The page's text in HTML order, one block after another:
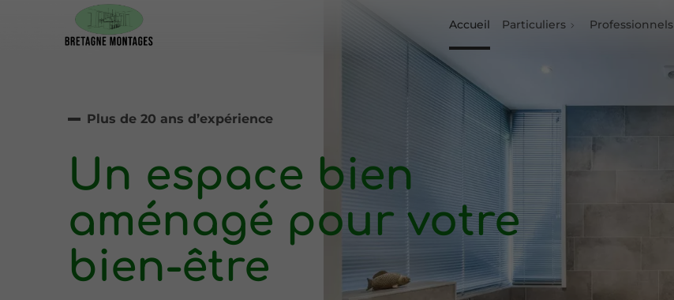
Accueil Particuliers Professionnels
Plus de 20 ans d’expérience
Un espace bien
aménagé pour votre
bien-être